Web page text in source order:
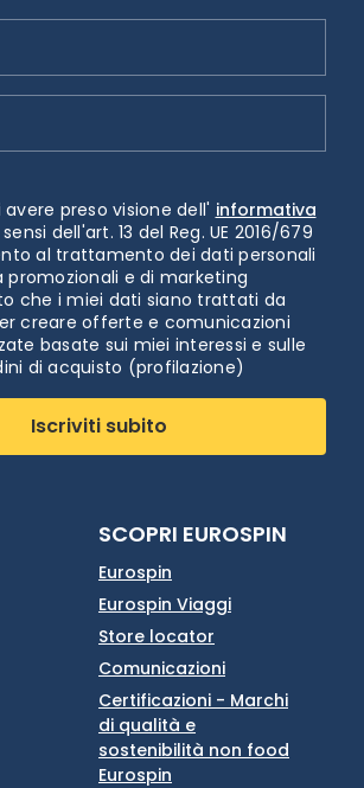
preso visione dell' informativa
dell'art. 13 del Reg. UE 2016/679
al trattamento dei dati personali
promozionali e di marketing
che i miei dati siano trattati da
creare offerte e comunicazioni
basate sui miei interessi e sulle
di acquisto (profilazione)
Iscriviti subito
SCOPRI EUROSPIN
Eurospin
Eurospin Viaggi
Store locator
Comunicazioni
Certificazioni - Marchi
di qualità e
sostenibilità non food
Eurospin